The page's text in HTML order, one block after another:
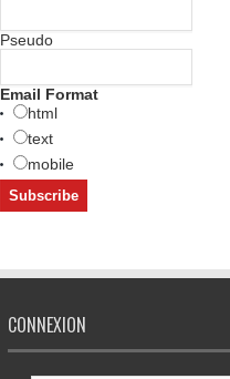
Pseudo
Email Format
html
text
mobile
CONNEXION